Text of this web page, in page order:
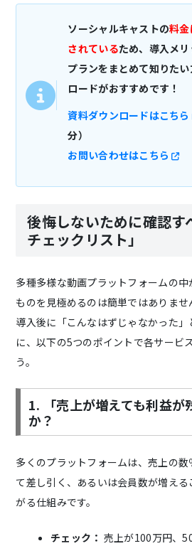
ソーシャルキャストの料
されているため、導入メ
プランをまとめて知りた
ロードがおすすめです！
資料ダウンロードはこちら
分）
お問い合わせはこちら
後悔しないために確認す
チェックリスト」
多種多様な動画プラットフォームの
ものを見極めるのは簡単ではありませ
導入後に「こんなはずじゃなかった」
に、以下の5つのポイントで各サービ
う。
1. 「売上が増えても利益が
か？
多くのプラットフォームは、売上の数
て差し引く、あるいは会員数が増え
がる仕組みです。
チェック： 売上が100万円、